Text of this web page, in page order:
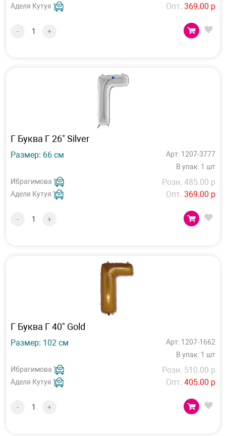
Аделя Кутуя Опт. 369.00 р
- +
Г Буква Г 26" Silver
Размер: 66 см
Арт: 1207-3777
В упак: 1 шт
Ибрагимова
Аделя Кутуя
Розн. 485.00 р
Опт. 369.00 р
- +
Г Буква Г 40" Gold
Размер: 102 см
Арт: 1207-1662
В упак: 1 шт
Ибрагимова
Аделя Кутуя
Розн. 510.00 р
Опт. 405.00 р
- +